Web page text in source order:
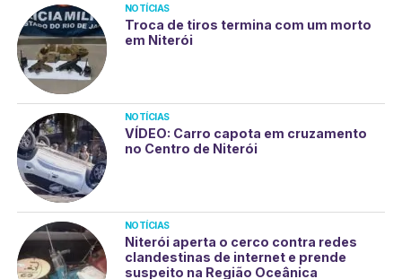
NOTÍCIAS
Troca de tiros termina com um morto
em Niterói
NOTÍCIAS
VÍDEO: Carro capota em cruzamento
no Centro de Niterói
NOTÍCIAS
Niterói aperta o cerco contra redes
clandestinas de internet e prende
suspeito na Região Oceânica